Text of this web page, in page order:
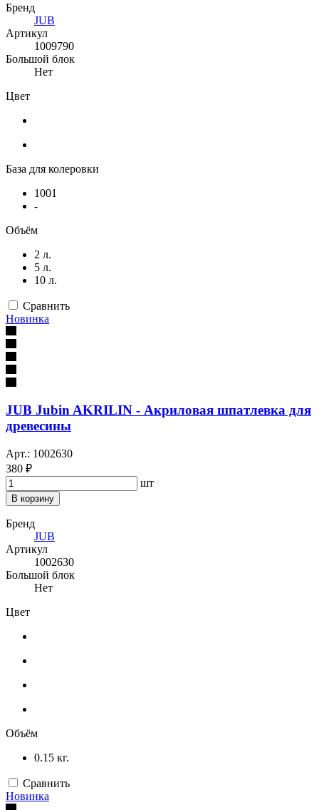
Бренд
JUB
Артикул
1009790
Большой блок
Нет
Цвет
База для колеровки
1001
-
Объём
2 л.
5 л.
10 л.
Сравнить
Новинка
JUB Jubin AKRILIN - Акриловая шпатлевка для
древесины
Арт.: 1002630
380 ₽
шт
В корзину
Бренд
JUB
Артикул
1002630
Большой блок
Нет
Цвет
Объём
0.15 кг.
Сравнить
Новинка